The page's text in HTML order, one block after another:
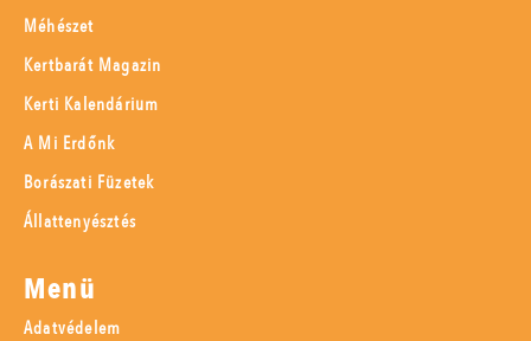
Méhészet
Kertbarát Magazin
Kerti Kalendárium
A Mi Erdőnk
Borászati Füzetek
Állattenyésztés
Menü
Adatvédelem